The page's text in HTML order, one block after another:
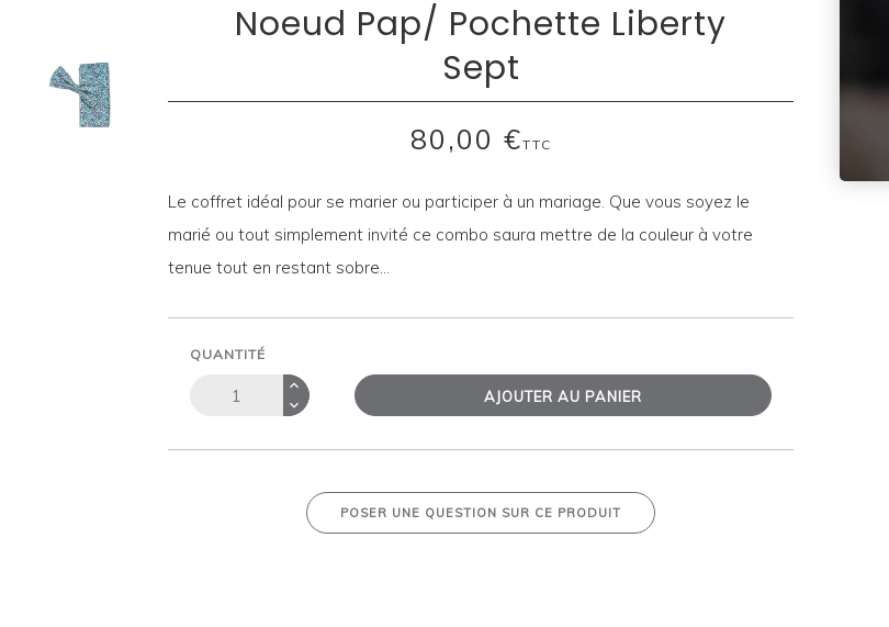
Noeud Pap/ Pochette Liberty
Sept
80,00 €TTC
Le coffret idéal pour se marier ou participer à un mariage. Que vous soyez le
marié ou tout simplement invité ce combo saura mettre de la couleur à votre
tenue tout en restant sobre...
QUANTITÉ
AJOUTER AU PANIER
POSER UNE QUESTION SUR CE PRODUIT